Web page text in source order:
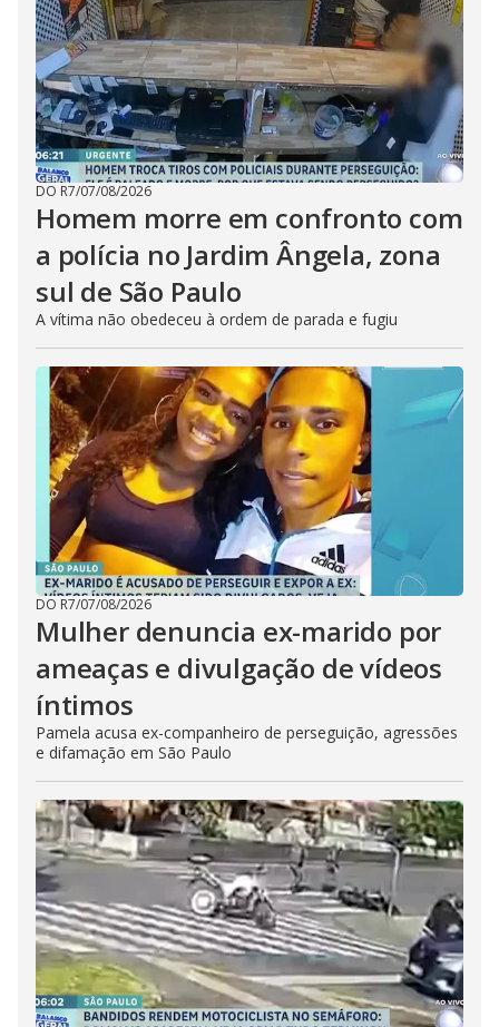
DO R7/07/08/2026
Homem morre em confronto com
a polícia no Jardim Ângela, zona
sul de São Paulo
A vítima não obedeceu à ordem de parada e fugiu
DO R7/07/08/2026
Mulher denuncia ex-marido por
ameaças e divulgação de vídeos
íntimos
Pamela acusa ex-companheiro de perseguição, agressões
e difamação em São Paulo